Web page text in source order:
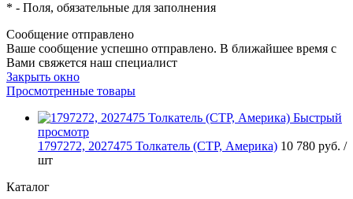
* - Поля, обязательные для заполнения
Сообщение отправлено
Ваше сообщение успешно отправлено. В ближайшее время с
Вами свяжется наш специалист
Закрыть окно
Просмотренные товары
Быстрый
просмотр
1797272, 2027475 Толкатель (CTP, Америка) 10 780 руб. /
шт
Каталог